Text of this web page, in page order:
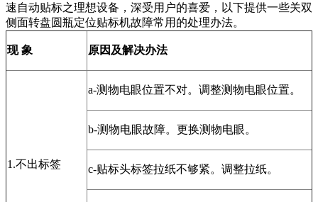
速自动贴标之理想设备，深受用户的喜爱，以下提供一些关双
侧面转盘圆瓶定位贴标机故障常用的处理办法。
现 象 原因及解决办法
1.不出标签
a-测物电眼位置不对。调整测物电眼位置。
b-测物电眼故障。更换测物电眼。
c-贴标头标签拉纸不够紧。调整拉纸。